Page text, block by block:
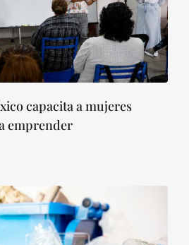
capacita a mujeres
emprender